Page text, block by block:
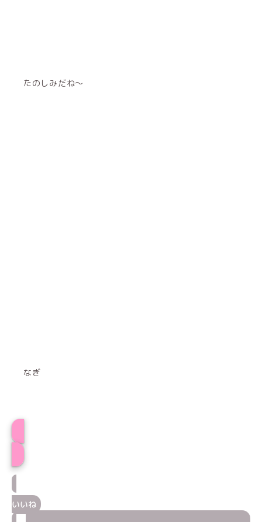
たのしみだね〜
なぎ
いいね